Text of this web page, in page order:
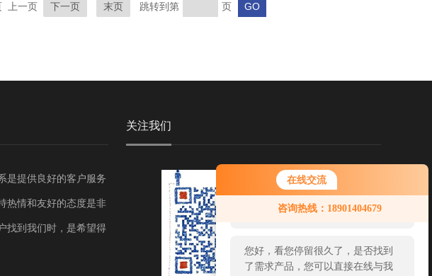
在线交流
咨询热线：18901404679
您好！欢迎前来咨询，很高兴为您
服务，请问您要咨询什么问题呢？
您好，看您停留很久了，是否找到
了需求产品，您可以直接在线与我
上一页 下一页 末页 跳转到第 页
是提供良好的客户服务
热情和友好的态度是非
找到我们时，是希望得
关注我们